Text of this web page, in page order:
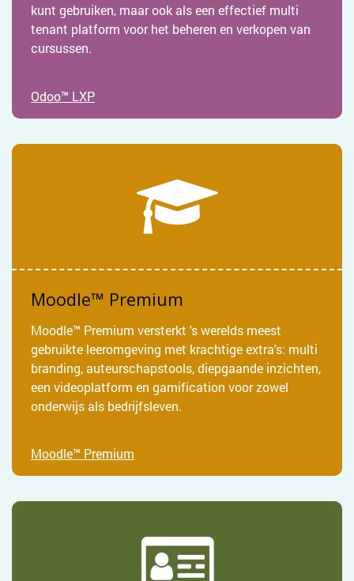
kunt gebruiken, maar ook als een effectief multi
tenant platform voor het beheren en verkopen van
cursussen.
Odoo™ LXP
Moodle™ Premium
Moodle™ Premium versterkt 's werelds meest
gebruikte leeromgeving met krachtige extra's: multi
branding, auteurschapstools, diepgaande inzichten,
een videoplatform en gamification voor zowel
onderwijs als bedrijfsleven.
Moodle™ Premium